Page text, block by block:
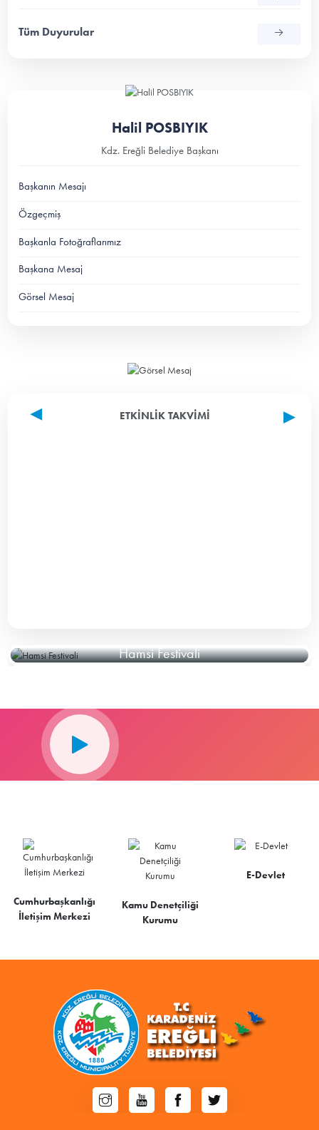
Tüm Duyurular
Halil POSBIYIK
Kdz. Ereğli Belediye Başkanı
Başkanın Mesajı
Özgeçmiş
Başkanla Fotoğraflarımız
Başkana Mesaj
Görsel Mesaj
ETKINLIK TAKVIMI
Hamsi Festivali
Cumhurbaşkanlığı
İletişim Merkezi
Kamu Denetçiliği
Kurumu
E-Devlet